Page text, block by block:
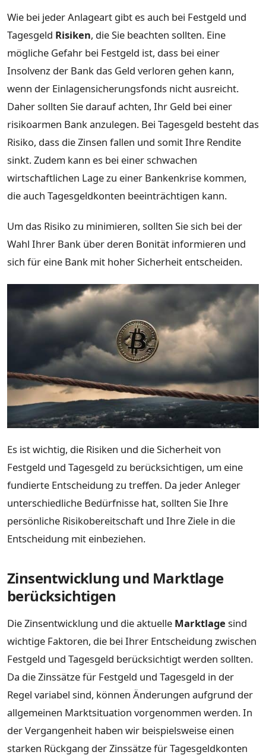
Wie bei jeder Anlageart gibt es auch bei Festgeld und
Tagesgeld Risiken, die Sie beachten sollten. Eine
mögliche Gefahr bei Festgeld ist, dass bei einer
Insolvenz der Bank das Geld verloren gehen kann,
wenn der Einlagensicherungsfonds nicht ausreicht.
Daher sollten Sie darauf achten, Ihr Geld bei einer
risikoarmen Bank anzulegen. Bei Tagesgeld besteht das
Risiko, dass die Zinsen fallen und somit Ihre Rendite
sinkt. Zudem kann es bei einer schwachen
wirtschaftlichen Lage zu einer Bankenkrise kommen,
die auch Tagesgeldkonten beeinträchtigen kann.
Um das Risiko zu minimieren, sollten Sie sich bei der
Wahl Ihrer Bank über deren Bonität informieren und
sich für eine Bank mit hoher Sicherheit entscheiden.
Es ist wichtig, die Risiken und die Sicherheit von
Festgeld und Tagesgeld zu berücksichtigen, um eine
fundierte Entscheidung zu treffen. Da jeder Anleger
unterschiedliche Bedürfnisse hat, sollten Sie Ihre
persönliche Risikobereitschaft und Ihre Ziele in die
Entscheidung mit einbeziehen.
Zinsentwicklung und Marktlage
berücksichtigen
Die Zinsentwicklung und die aktuelle Marktlage sind
wichtige Faktoren, die bei Ihrer Entscheidung zwischen
Festgeld und Tagesgeld berücksichtigt werden sollten.
Da die Zinssätze für Festgeld und Tagesgeld in der
Regel variabel sind, können Änderungen aufgrund der
allgemeinen Marktsituation vorgenommen werden. In
der Vergangenheit haben wir beispielsweise einen
starken Rückgang der Zinssätze für Tagesgeldkonten